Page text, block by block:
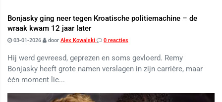
Bonjasky ging neer tegen Kroatische politiemachine – de
wraak kwam 12 jaar later
03-01-2026 door Alex Kowalski 0 reacties
Hij werd gevreesd, geprezen en soms gevloerd. Remy
Bonjasky heeft grote namen verslagen in zijn carrière, maar
één moment lie...